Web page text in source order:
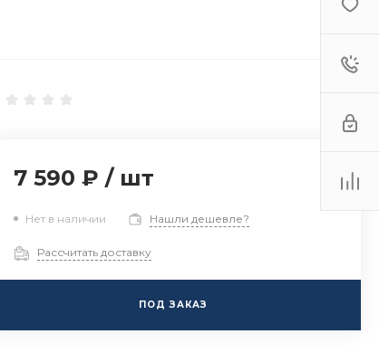
7 590 ₽ / шт
Нет в наличии Нашли дешевле?
Рассчитать доставку
ПОД ЗАКАЗ